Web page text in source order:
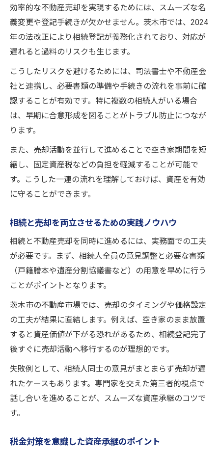
効率的な不動産売却を実現するためには、スムーズな名
義変更や登記手続きが欠かせません。茨木市では、2024
年の法改正により相続登記が義務化されており、対応が
遅れると過料のリスクも生じます。
こうしたリスクを避けるためには、司法書士や不動産会
社と連携し、必要書類の準備や手続きの流れを事前に確
認することが有効です。特に複数の相続人がいる場合
は、早期に合意形成を図ることがトラブル防止につなが
ります。
また、売却活動を並行して進めることで空き家期間を短
縮し、固定資産税などの負担を軽減することが可能で
す。こうした一連の流れを理解しておけば、資産を有効
に守ることができます。
相続と売却を両立させるための実践ノウハウ
相続と不動産売却を同時に進めるには、実務面での工夫
が必要です。まず、相続人全員の意見調整と必要な書類
（戸籍謄本や遺産分割協議書など）の用意を早めに行う
ことがポイントとなります。
茨木市の不動産市場では、売却のタイミングや価格設定
の工夫が結果に直結します。例えば、空き家のまま放置
すると資産価値が下がる恐れがあるため、相続登記完了
後すぐに売却活動へ移行するのが理想的です。
失敗例として、相続人同士の意見がまとまらず売却が遅
れたケースもあります。専門家を交えた第三者的視点で
話し合いを進めることが、スムーズな資産承継のコツで
す。
税金対策を意識した資産承継のポイント